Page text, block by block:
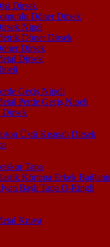
Dirsek
Döner Dirsek
Nipel
Döner Dirsek
Dirsek
Dirsek
Geçiş Nipeli
Perde Geçiş Nipeli
Dirsek
Üstü Kısmalı Dirsek
Tapa
Körtapa Erkek Bağlantı
Başlı Tapa O-Ringli
Kruva